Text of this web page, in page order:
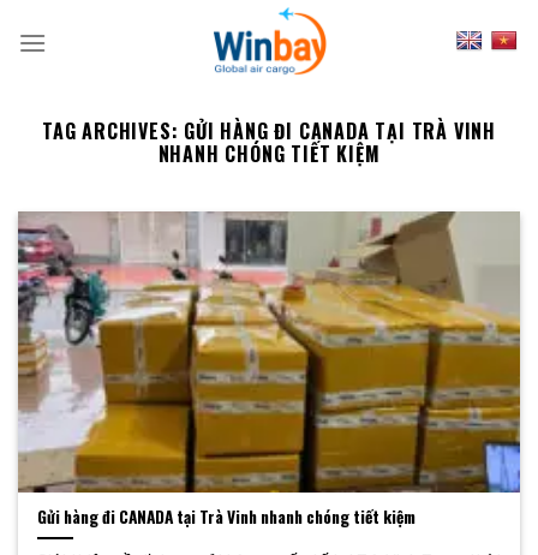
TAG ARCHIVES: GỬI HÀNG ĐI CANADA TẠI TRÀ VINH
NHANH CHÓNG TIẾT KIỆM
Gửi hàng đi CANADA tại Trà Vinh nhanh chóng tiết kiệm